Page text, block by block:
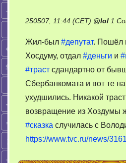
250507, 11:44 (CET) @lol 1
Жил-был #депутат. Пошёл
Хосдуму, отдал #деньги и
#траст сдандартно от
Сбербанкомата и вот те
ухудшились. Никакой
возвращение из Хоздумы
#сказка случилась с
https://www.tvc.ru/news/